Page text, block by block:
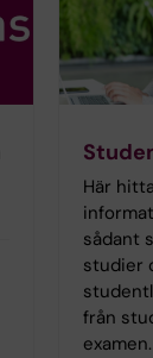
Här
sådant
studier
från
examen.